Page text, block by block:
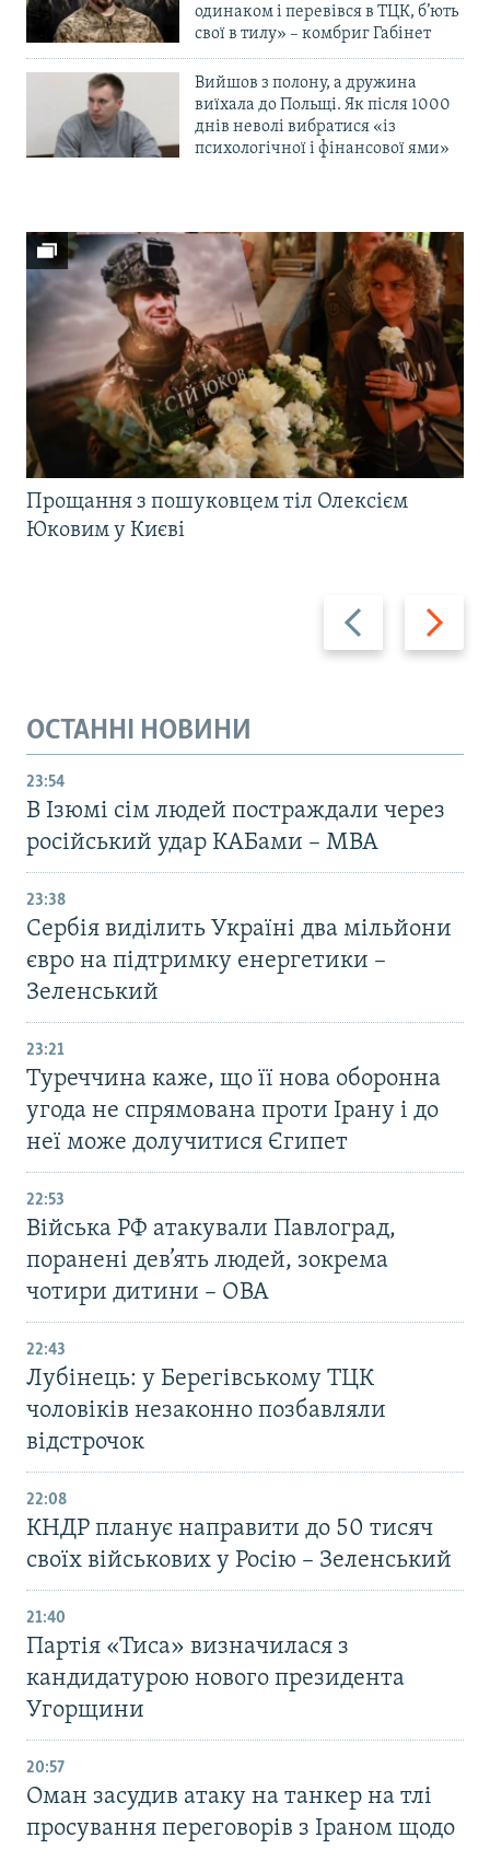
одинаком і перевівся в ТЦК, б’ють
свої в тилу» – комбриг Габінет
Вийшов з полону, а дружина
виїхала до Польщі. Як після 1000
днів неволі вибратися «із
психологічної і фінансової ями»
Назад Вперед
Прощання з пошуковцем тіл Олексієм
Юковим у Києві
ОСТАННІ НОВИНИ
23:54
В Ізюмі сім людей постраждали через
російський удар КАБами – МВА
23:38
Сербія виділить Україні два мільйони
євро на підтримку енергетики –
Зеленський
23:21
Туреччина каже, що її нова оборонна
угода не спрямована проти Ірану і до
неї може долучитися Єгипет
22:53
Війська РФ атакували Павлоград,
поранені дев’ять людей, зокрема
чотири дитини – ОВА
22:43
Лубінець: у Берегівському ТЦК
чоловіків незаконно позбавляли
відстрочок
22:08
КНДР планує направити до 50 тисяч
своїх військових у Росію – Зеленський
21:40
Партія «Тиса» визначилася з
кандидатурою нового президента
Угорщини
20:57
Оман засудив атаку на танкер на тлі
просування переговорів з Іраном щодо